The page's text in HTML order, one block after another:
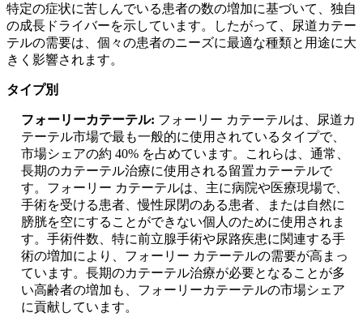
特定の症状に苦しんでいる患者の数の増加に基づいて、独自
の成長ドライバーを示しています。したがって、尿道カテー
テルの需要は、個々の患者のニーズに最適な種類と用途に大
きく影響されます。
タイプ別
フォーリーカテーテル: フォーリー カテーテルは、尿道カ
テーテル市場で最も一般的に使用されているタイプで、
市場シェアの約 40% を占めています。これらは、通常、
長期のカテーテル治療に使用される留置カテーテルで
す。フォーリー カテーテルは、主に病院や医療現場で、
手術を受ける患者、慢性尿閉のある患者、または自然に
膀胱を空にすることができない個人のために使用されま
す。手術件数、特に前立腺手術や尿路疾患に関連する手
術の増加により、フォーリー カテーテルの需要が高まっ
ています。長期のカテーテル治療が必要となることが多
い高齢者の増加も、フォーリーカテーテルの市場シェア
に貢献しています。